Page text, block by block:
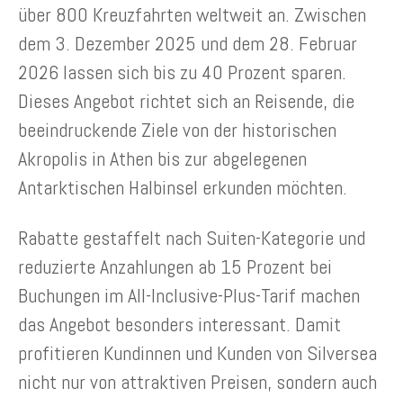
über 800 Kreuzfahrten weltweit an. Zwischen
dem 3. Dezember 2025 und dem 28. Februar
2026 lassen sich bis zu 40 Prozent sparen.
Dieses Angebot richtet sich an Reisende, die
beeindruckende Ziele von der historischen
Akropolis in Athen bis zur abgelegenen
Antarktischen Halbinsel erkunden möchten.
Rabatte gestaffelt nach Suiten-Kategorie und
reduzierte Anzahlungen ab 15 Prozent bei
Buchungen im All-Inclusive-Plus-Tarif machen
das Angebot besonders interessant. Damit
profitieren Kundinnen und Kunden von Silversea
nicht nur von attraktiven Preisen, sondern auch